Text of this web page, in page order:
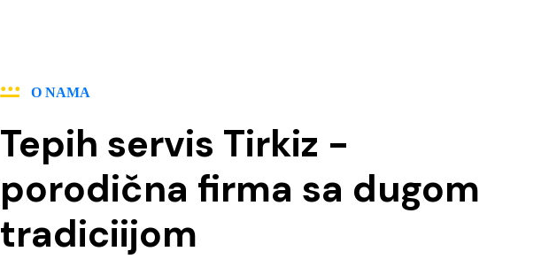
O NAMA
Tepih servis Tirkiz -
porodična firma sa dugom
tradiciijom